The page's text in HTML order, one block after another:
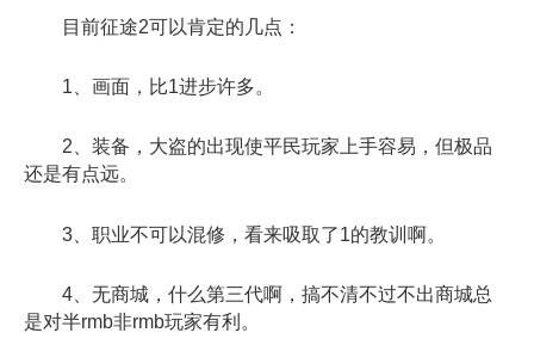
目前征途2可以肯定的几点：
1、画面，比1进步许多。
2、装备，大盗的出现使平民玩家上手容易，但极品
还是有点远。
3、职业不可以混修，看来吸取了1的教训啊。
4、无商城，什么第三代啊，搞不清不过不出商城总
是对半rmb非rmb玩家有利。